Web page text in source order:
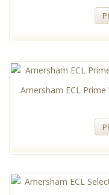
Amersham ECL